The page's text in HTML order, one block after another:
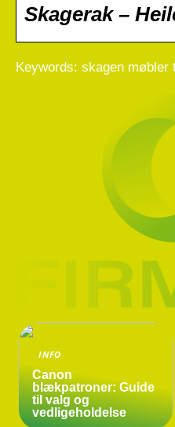
Skagerak –
Keywords: skagen møbler
INFO
Canon
blækpatroner: Guide
til valg og
vedligeholdelse